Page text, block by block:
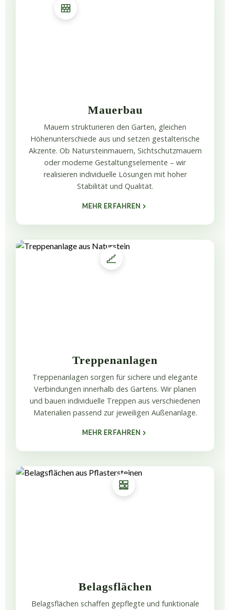
Mauerbau
Mauern strukturieren den Garten, gleichen
Höhenunterschiede aus und setzen gestalterische
Akzente. Ob Natursteinmauern, Sichtschutzmauern
oder moderne Gestaltungselemente – wir
realisieren individuelle Lösungen mit hoher
Stabilität und Qualität.
MEHR ERFAHREN
Treppenanlagen
Treppenanlagen sorgen für sichere und elegante
Verbindungen innerhalb des Gartens. Wir planen
und bauen individuelle Treppen aus verschiedenen
Materialien passend zur jeweiligen Außenanlage.
MEHR ERFAHREN
Belagsflächen
Belagsflächen schaffen gepflegte und funktionale